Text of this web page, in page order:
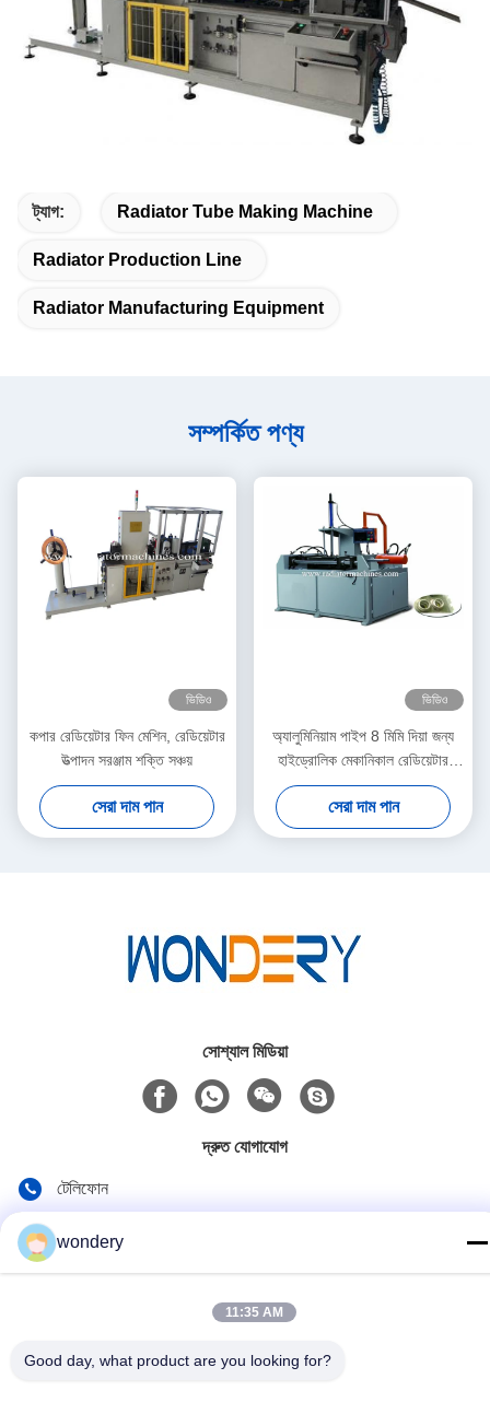
ট্যাগ: Radiator Tube Making Machine
Radiator Production Line
Radiator Manufacturing Equipment
সম্পর্কিত পণ্য
ভিডিও
কপার রেডিয়েটার ফিন মেশিন, রেডিয়েটার
উত্পাদন সরঞ্জাম শক্তি সঞ্চয়
সেরা দাম পান
ভিডিও
অ্যালুমিনিয়াম পাইপ 8 মিমি দিয়া জন্য
হাইড্রোলিক মেকানিকাল রেডিয়েটার
মেকিং মেশিন
সেরা দাম পান
সোশ্যাল মিডিয়া
দ্রুত যোগাযোগ
টেলিফোন
শেনগাং মেট্রোপলিটন প্লাজা, সিনউউ জেলা, উক্সি, চীন
wondery
11:35 AM
Good day, what product are you looking for?